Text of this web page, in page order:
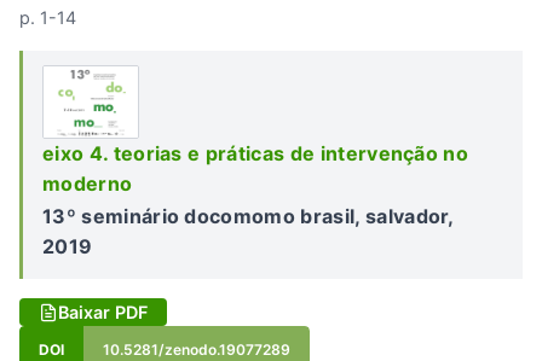
p. 1-14
eixo 4. teorias e práticas de intervenção no
moderno
13º seminário docomomo brasil, salvador,
2019
Baixar PDF
DOI 10.5281/zenodo.19077289